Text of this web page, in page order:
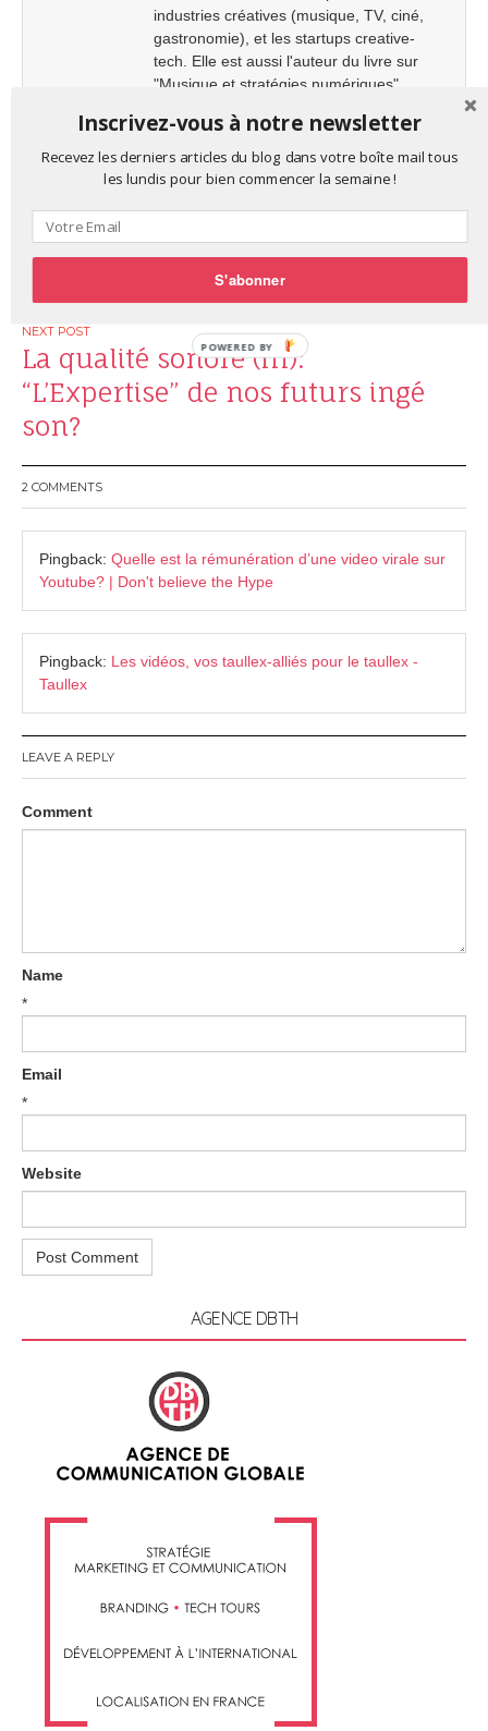
industries créatives (musique, TV, ciné,
gastronomie), et les startups creative-
tech. Elle est aussi l'auteur du livre sur
"Musique et stratégies numériques"
all posts by Virginie Berger→
Post
navigation
Deviens mon patron: un nouveau
modèle économique pour les e-
La qualité sonore (III):
“L’Expertise” de nos futurs ingé
son?
2 COMMENTS
Pingback: Quelle est la rémunération d’une video virale sur
Youtube? | Don't believe the Hype
Pingback: Les vidéos, vos taullex-alliés pour le taullex -
Taullex
LEAVE A REPLY
Comment
Name
*
Email
*
Website
AGENCE DBTH
Inscrivez-vous à notre newsletter
Recevez les derniers articles du blog dans votre boîte mail tous
les lundis pour bien commencer la semaine !
S'abonner
POWERED BY